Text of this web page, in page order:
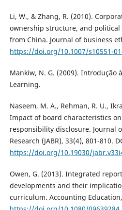
Li, W., & Zhang, R. (2010).
ownership structure, and political
from China. Journal of business
https://doi.org/10.1007/s10551-
Mankiw, N. G. (2009). Introdução
Learning.
Naseem, M. A., Rehman, R. U.,
Impact of board characteristics
responsibility disclosure. Journal
Research (JABR), 33(4), 801-810.
https://doi.org/10.19030/
Owen, G. (2013). Integrated
developments and their
curriculum. Accounting